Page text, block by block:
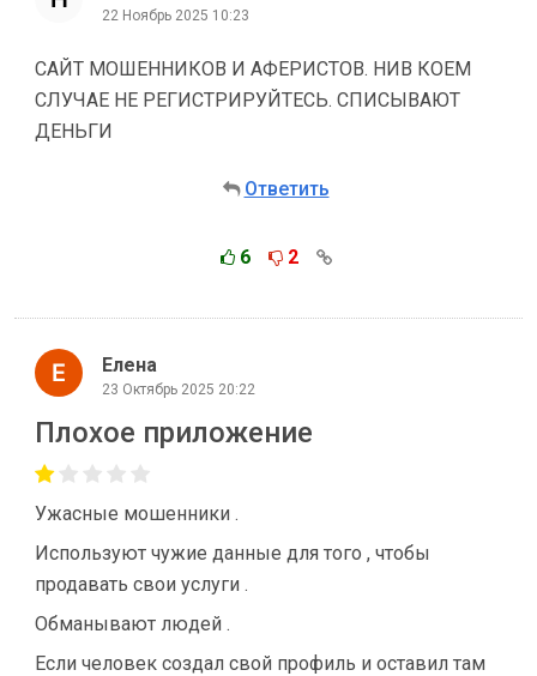
22 Ноябрь 2025 10:23
САЙТ МОШЕННИКОВ И АФЕРИСТОВ. НИВ КОЕМ
СЛУЧАЕ НЕ РЕГИСТРИРУЙТЕСЬ. СПИСЫВАЮТ
ДЕНЬГИ
Ответить
6 2
Елена
23 Октябрь 2025 20:22
Плохое приложение
Ужасные мошенники .
Используют чужие данные для того , чтобы
продавать свои услуги .
Обманывают людей .
Если человек создал свой профиль и оставил там